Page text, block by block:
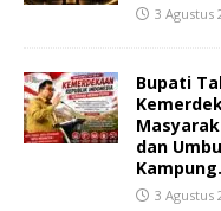
3 Agustus
Bupati
dan
Kampung.
3 Agustus